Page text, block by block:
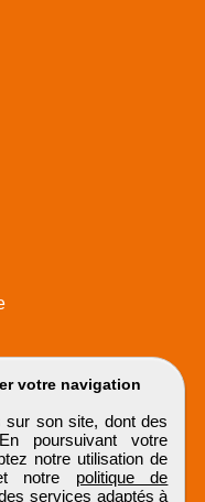
votre navigation
son site, dont des
poursuivant votre
notre utilisation de
notre politique de
services adaptés à